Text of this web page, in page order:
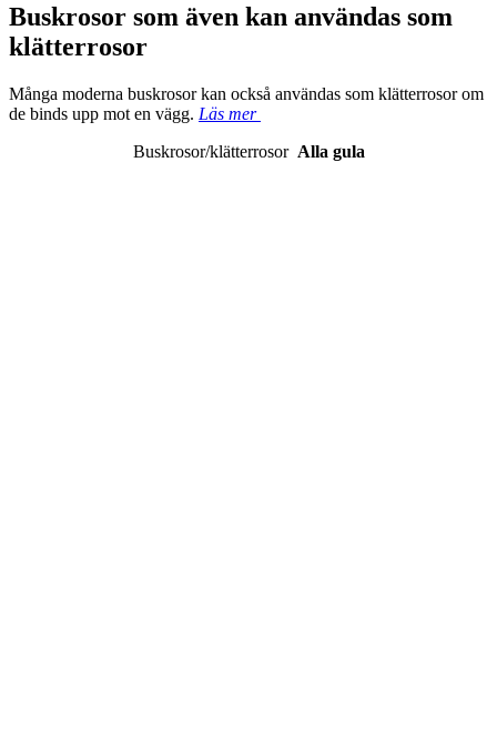
Buskrosor som även kan användas som
klätterrosor
Många moderna buskrosor kan också användas som klätterrosor om
de binds upp mot en vägg. Läs mer
Buskrosor/klätterrosor Alla gula